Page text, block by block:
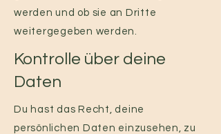
werden und ob sie an Dritte
weitergegeben werden.
Kontrolle über deine
Daten
Du hast das Recht, deine
persönlichen Daten einzusehen, zu